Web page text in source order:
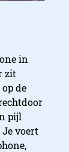
in
zit
de
pijl
voert